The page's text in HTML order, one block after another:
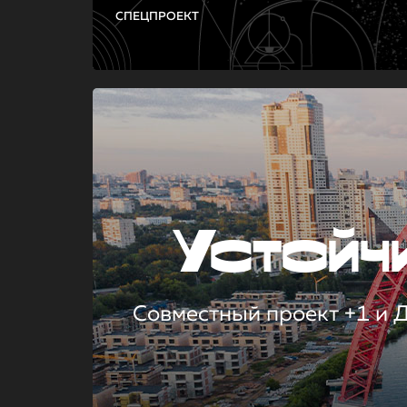
СПЕЦПРОЕКТ
Совместный проект +1 и